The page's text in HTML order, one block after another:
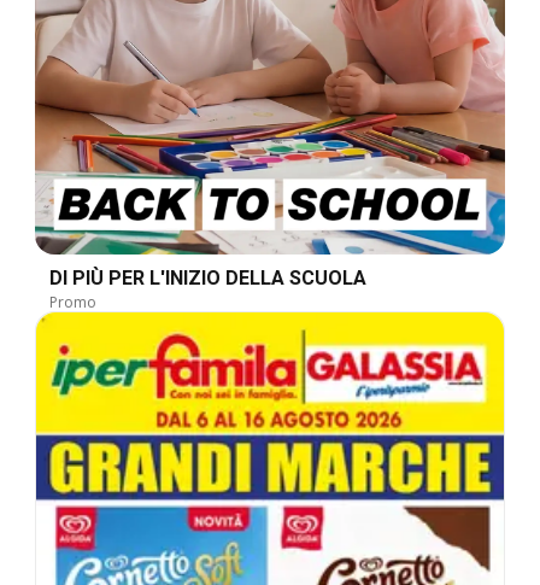
DI PIÙ PER L'INIZIO DELLA SCUOLA
Promo